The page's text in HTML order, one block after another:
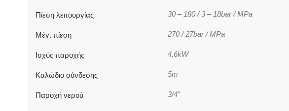
Πίεση λειτουργίας 30 – 180 / 3 – 18bar / MPa
Μέγ. πίεση 270 / 27bar / MPa
Ισχύς παροχής 4.6kW
Καλώδιο σύνδεσης 5m
Παροχή νερού 3/4″